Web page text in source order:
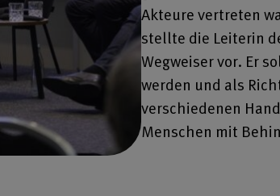
Akteure vertreten
stellte die Leiterin
Wegweiser vor. Er
werden und als
verschiedenen
Menschen mit